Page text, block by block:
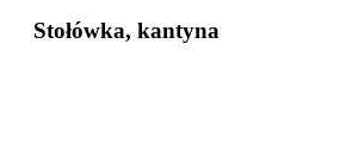
Stołówka, kantyna